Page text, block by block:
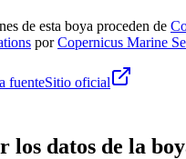
de esta boya proceden de
por Copernicus Marine
fuenteSitio oficial
los datos de la